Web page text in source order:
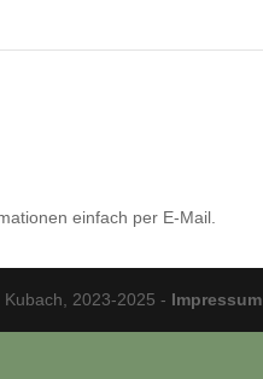
einfach per E-Mail.
2023-2025 - Impressum